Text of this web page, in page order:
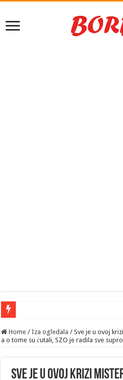
Home / Iza ogledala / Sve je u ovoj
a o tome su ćutali, SZO je radila sve
Sve je u ovoj krizi